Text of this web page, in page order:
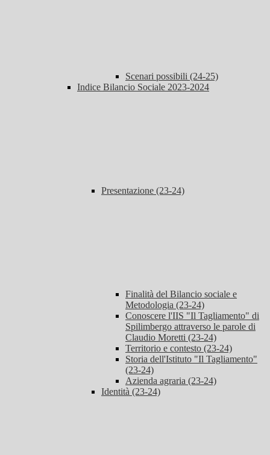
Scenari possibili (24-25)
Indice Bilancio Sociale 2023-2024
Presentazione (23-24)
Finalità del Bilancio sociale e
Metodologia (23-24)
Conoscere l'IIS "Il Tagliamento" di
Spilimbergo attraverso le parole di
Claudio Moretti (23-24)
Territorio e contesto (23-24)
Storia dell'Istituto "Il Tagliamento"
(23-24)
Azienda agraria (23-24)
Identità (23-24)